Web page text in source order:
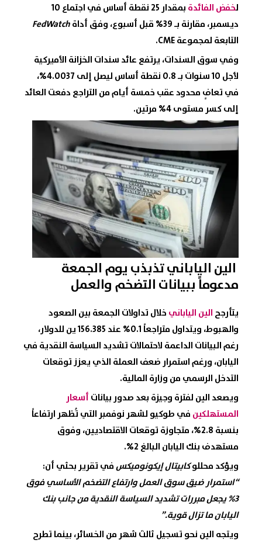
لخفض الفائدة
بمقدار 25 نقطة أساس في اجتماع 10
ديسمبر، مقارنة بـ 39% قبل أسبوع، وفق أداة
FedWatch
التابعة لمجموعة CME.
وفي سوق السندات، يرتفع عائد سندات الخزانة الأميركية
لأجل 10 سنوات بـ 0.8 نقطة أساس ليصل إلى 4.0037%،
في تعافٍ محدود عقب خمسة أيام من التراجع دفعت العائد
إلى كسر مستوى 4% مرتين.
الين اليابانيتذبذب يوم الجمعة
مدعوماً ببيانات التضخم والعمل
يتأرجح الين الياباني خلال تداولات الجمعة بين الصعود
والهبوط، ويتداول متراجعاً 0.1% عند 156.385 ين للدولار،
رغم البيانات الداعمة لاحتمالات تشديد السياسة النقدية في
اليابان، ورغم استمرار ضعف العملة الذي يعزز توقعات
التدخل الرسمي من وزارة المالية.
ويصعد الين لفترة وجيزة بعد صدور بيانات أسعار
المستهلكين في طوكيو لشهر نوفمبر التي تُظهر ارتفاعاً
بنسبة 2.8%، متجاوزة توقعات الاقتصاديين، وفوق
مستهدف بنك اليابان البالغ 2%.
ويؤكد محللوكابيتال إيكونوميكسفي تقرير بحثي أن:
“استمرار ضيق سوق العمل وارتفاع التضخم الأساسي فوق
3% يجعل مبررات تشديد السياسة النقدية من جانب بنك
اليابان ما تزال قوية.”
ويتجه الين نحو تسجيل ثالث شهر من الخسائر، بينما تطرح